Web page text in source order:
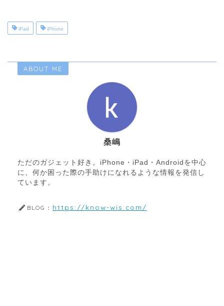
iPad iPhone
ABOUT ME
桑嶋
ただのガジェット好き。iPhone・iPad・Androidを中心
に、何か困った際の手助けになれるような情報を発信し
ています。
BLOG： https://know-wis.com/